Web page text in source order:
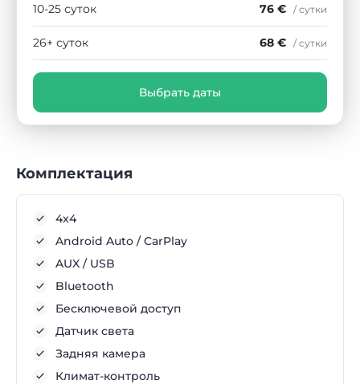
10-25 суток 76 € / сутки
26+ суток 68 € / сутки
Выбрать даты
Комплектация
4x4
Android Auto / CarPlay
AUX / USB
Bluetooth
Бесключевой доступ
Датчик света
Задняя камера
Климат-контроль